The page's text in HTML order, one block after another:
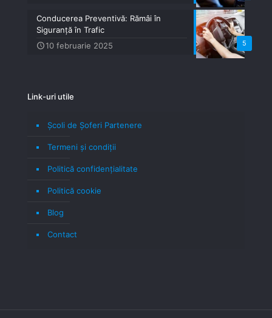
5
Conducerea Preventivă: Rămâi în
Siguranță în Trafic
10 februarie 2025
Link-uri utile
Școli de Șoferi Partenere
Termeni şi condiţii
Politică confidenţialitate
Politică cookie
Blog
Contact